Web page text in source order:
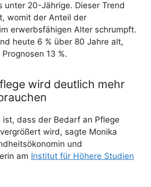
unter 20-Jährige. Dieser Trend
womit der Anteil der
erwerbsfähigen Alter schrumpft.
heute 6 % über 80 Jahre alt,
13 %.
wird deutlich mehr
ist, dass der Bedarf an Pflege
wird, sagte Monika
und
am Institut für Höhere Studien